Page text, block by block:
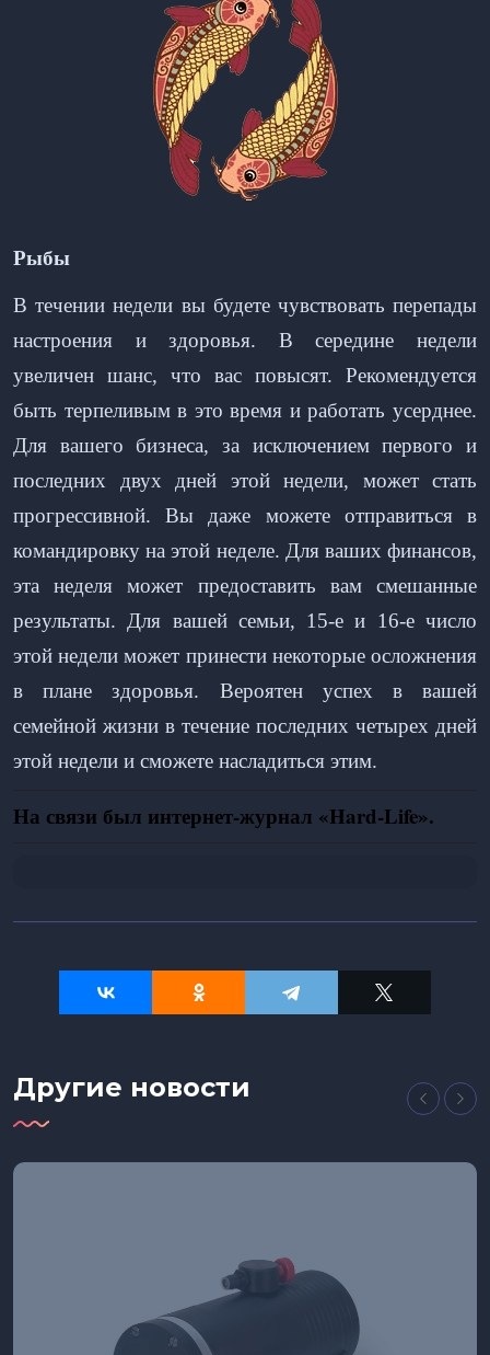
Рыбы
В течении недели вы будете чувствовать перепады
настроения и здоровья. В середине недели
увеличен шанс, что вас повысят. Рекомендуется
быть терпеливым в это время и работать усерднее.
Для вашего бизнеса, за исключением первого и
последних двух дней этой недели, может стать
прогрессивной. Вы даже можете отправиться в
командировку на этой неделе. Для ваших финансов,
эта неделя может предоставить вам смешанные
результаты. Для вашей семьи, 15-е и 16-е число
этой недели может принести некоторые осложнения
в плане здоровья. Вероятен успех в вашей
семейной жизни в течение последних четырех дней
этой недели и сможете насладиться этим.
На связи был интернет-журнал «Hard-Life».
Другие новости